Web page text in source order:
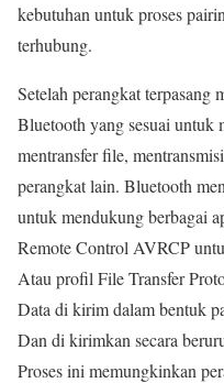
kebutuhan untuk proses
terhubung.
Setelah perangkat terpasang
Bluetooth yang sesuai untuk
mentransfer file,
perangkat lain. Bluetooth
untuk mendukung berbagai
Remote Control AVRCP
Atau profil File Transfer
Data di kirim dalam bentuk
Dan di kirimkan secara
Proses ini memungkinkan